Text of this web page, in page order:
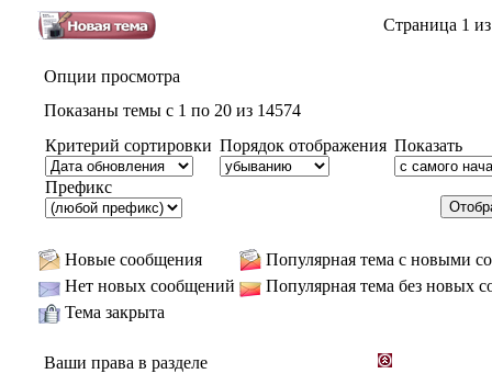
Страница 1
Опции просмотра
Показаны темы с 1 по 20 из 14574
Критерий сортировки Порядок отображения Показать
Префикс
Новые сообщения
Популярная тема с новыми
Нет новых сообщений
Популярная тема без новых
Тема закрыта
Ваши права в разделе